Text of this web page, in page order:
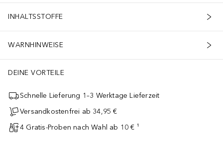
INHALTSSTOFFE
WARNHINWEISE
DEINE VORTEILE
Schnelle Lieferung 1–3 Werktage Lieferzeit
Versandkostenfrei ab 34,95 €
4 Gratis-Proben nach Wahl ab 10 € ¹